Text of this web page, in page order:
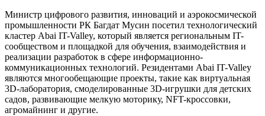
Министр цифрового развития, инноваций и аэрокосмической
промышленности РК Багдат Мусин посетил технологический
кластер Abai IT-Valley, который является региональным IT-
сообществом и площадкой для обучения, взаимодействия и
реализации разработок в сфере информационно-
коммуникационных технологий. Резидентами Abai IT-Valley
являются многообещающие проекты, такие как виртуальная
3D-лаборатория, смоделированные 3D-игрушки для детских
садов, развивающие мелкую моторику, NFT-кроссовки,
агромайнинг и другие.